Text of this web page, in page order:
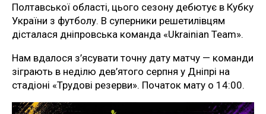
Полтавської області, цього сезону дебютує в Кубку
України з футболу. В суперники решетилівцям
дісталася дніпровська команда «Ukrainian Team».
Нам вдалося з’ясувати точну дату матчу — команди
зіграють в неділю дев’ятого серпня у Дніпрі на
стадіоні «Трудові резерви». Початок мату о 14:00.